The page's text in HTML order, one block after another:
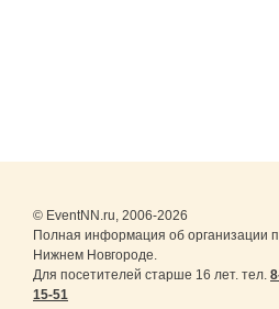
© EventNN.ru, 2006-2026
Полная информация об организации
Нижнем Новгороде.
Для посетителей старше 16 лет. тел.
15-51